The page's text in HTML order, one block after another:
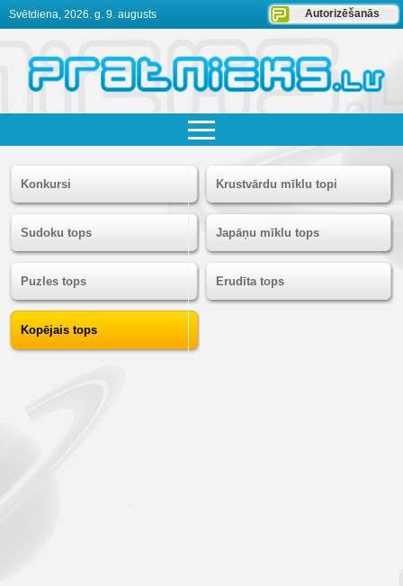
Svētdiena, 2026. g. 9. augusts Autorizēšanās
Konkursi Krustvārdu mīklu topi
Sudoku tops Japāņu mīklu tops
Puzles tops Erudīta tops
Kopējais tops